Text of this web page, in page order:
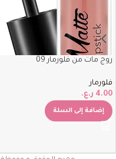
روج مات من فلورمار 09
فلورمار
4.00 ر.ع.
إضافة إلى السلة